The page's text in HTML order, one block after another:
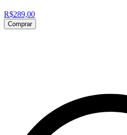
R$289,00
Comprar